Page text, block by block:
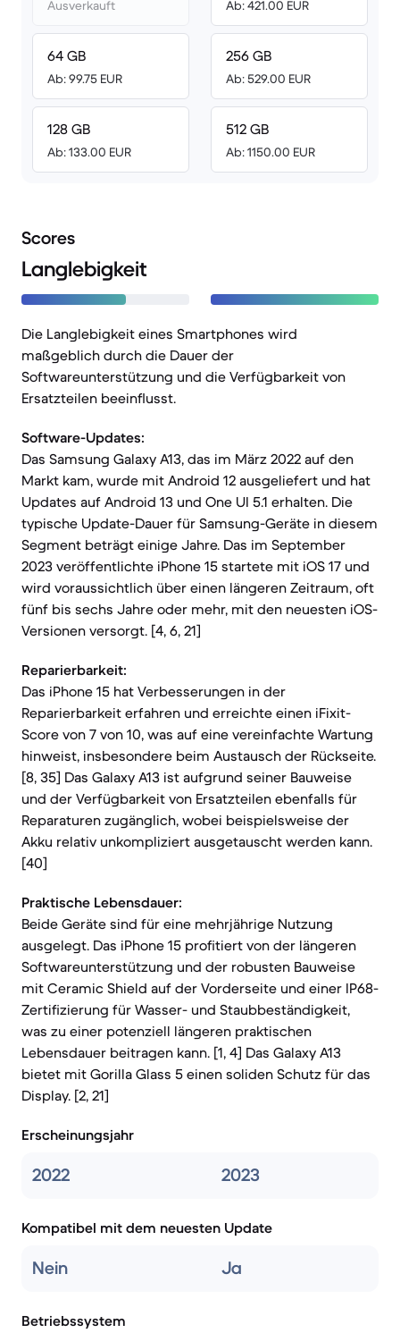
Ausverkauft
64 GB
Ab: 99.75 EUR
128 GB
Ab: 133.00 EUR
Ab: 421.00 EUR
256 GB
Ab: 529.00 EUR
512 GB
Ab: 1150.00 EUR
Scores
Langlebigkeit
Die Langlebigkeit eines Smartphones wird
maßgeblich durch die Dauer der
Softwareunterstützung und die Verfügbarkeit von
Ersatzteilen beeinflusst.
Software-Updates:
Das Samsung Galaxy A13, das im März 2022 auf den
Markt kam, wurde mit Android 12 ausgeliefert und hat
Updates auf Android 13 und One UI 5.1 erhalten. Die
typische Update-Dauer für Samsung-Geräte in diesem
Segment beträgt einige Jahre. Das im September
2023 veröffentlichte iPhone 15 startete mit iOS 17 und
wird voraussichtlich über einen längeren Zeitraum, oft
fünf bis sechs Jahre oder mehr, mit den neuesten iOS-
Versionen versorgt. [4, 6, 21]
Reparierbarkeit:
Das iPhone 15 hat Verbesserungen in der
Reparierbarkeit erfahren und erreichte einen iFixit-
Score von 7 von 10, was auf eine vereinfachte Wartung
hinweist, insbesondere beim Austausch der Rückseite.
[8, 35] Das Galaxy A13 ist aufgrund seiner Bauweise
und der Verfügbarkeit von Ersatzteilen ebenfalls für
Reparaturen zugänglich, wobei beispielsweise der
Akku relativ unkompliziert ausgetauscht werden kann.
[40]
Praktische Lebensdauer:
Beide Geräte sind für eine mehrjährige Nutzung
ausgelegt. Das iPhone 15 profitiert von der längeren
Softwareunterstützung und der robusten Bauweise
mit Ceramic Shield auf der Vorderseite und einer IP68-
Zertifizierung für Wasser- und Staubbeständigkeit,
was zu einer potenziell längeren praktischen
Lebensdauer beitragen kann. [1, 4] Das Galaxy A13
bietet mit Gorilla Glass 5 einen soliden Schutz für das
Display. [2, 21]
Erscheinungsjahr
2022 2023
Kompatibel mit dem neuesten Update
Nein Ja
Betriebssystem